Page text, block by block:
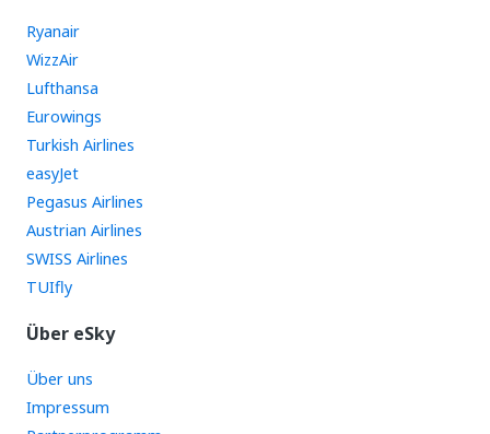
Ryanair
WizzAir
Lufthansa
Eurowings
Turkish Airlines
easyJet
Pegasus Airlines
Austrian Airlines
SWISS Airlines
TUIfly
Über eSky
Über uns
Impressum